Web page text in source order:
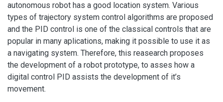
autonomous robot has a good location system. Various
types of trajectory system control algorithms are proposed
and the PID control is one of the classical controls that are
popular in many aplications, making it possible to use it as
a navigating system. Therefore, this reasearch proposes
the development of a robot prototype, to asses how a
digital control PID assists the development of it’s
movement.